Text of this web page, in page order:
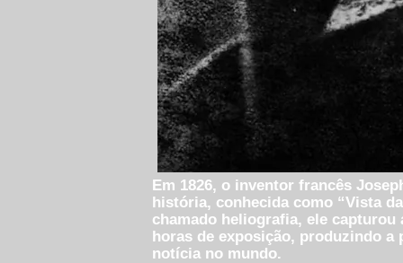
Em 1826, o inventor francês
história, conhecida como “Vista
chamado heliografia, ele
horas de exposição, produzindo a
notícia no mundo.